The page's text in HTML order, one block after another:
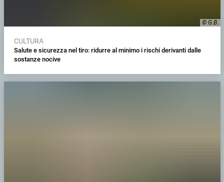
© G.B.
CULTURA
Salute e sicurezza nel tiro: ridurre al minimo i rischi derivanti dalle
sostanze nocive